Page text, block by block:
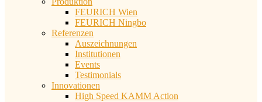
FEURICH Wien
FEURICH Ningbo
Referenzen
Auszeichnungen
Institutionen
Events
Testimonials
Innovationen
High Speed KAMM Action